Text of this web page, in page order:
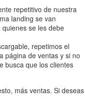
repetitivo de nuestra
landing se van
se les debe
repetimos el
página de ventas y si no
busca que los clientes
más ventas. Si deseas